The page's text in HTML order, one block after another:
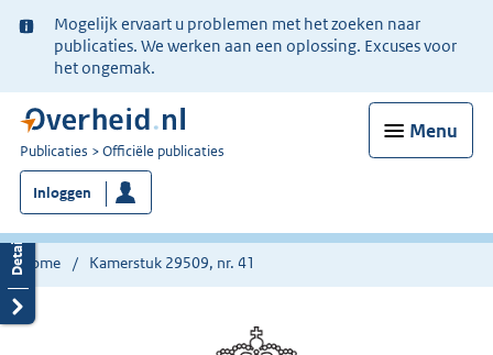
Ter
informatie:
Mogelijk ervaart u problemen met het zoeken naar
publicaties. We werken aan een oplossing. Excuses voor
het ongemak.
Menu
U
bent
nu
hier:
Publicaties Officiële publicaties
Inloggen
Home Kamerstuk 29509, nr. 41